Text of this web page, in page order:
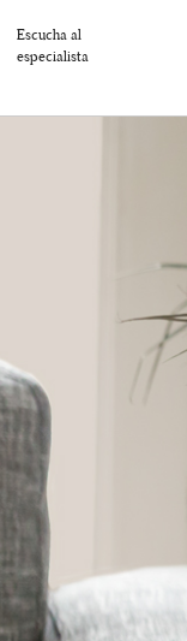
Escucha al
especialista